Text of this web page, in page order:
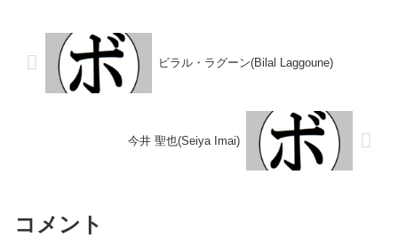
ビラル・ラグーン(Bilal Laggoune)
今井 聖也(Seiya Imai)
コメント